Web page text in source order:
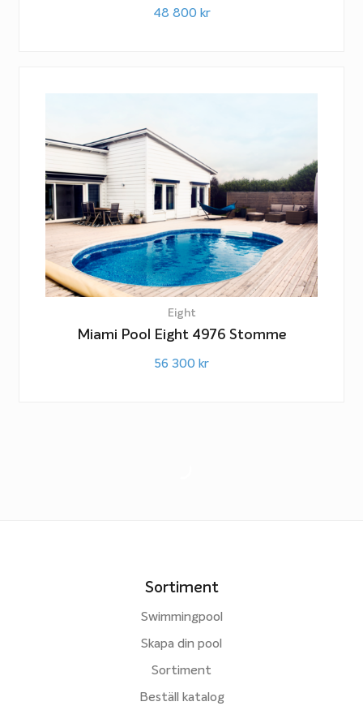
48 800 kr
Eight
Miami Pool Eight 4976 Stomme
56 300 kr
Sortiment
Swimmingpool
Skapa din pool
Sortiment
Beställ katalog